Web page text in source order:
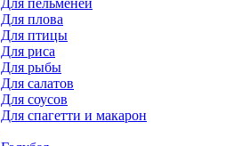
Для пельменей
Для плова
Для птицы
Для риса
Для рыбы
Для салатов
Для соусов
Для спагетти и макарон